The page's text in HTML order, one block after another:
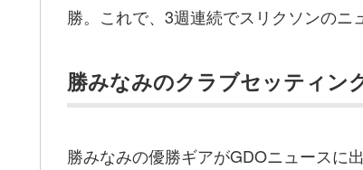
勝。これで、3週連続でスリクソンのニ
勝みなみのクラブセッティン
勝みなみの優勝ギアがGDOニュースに